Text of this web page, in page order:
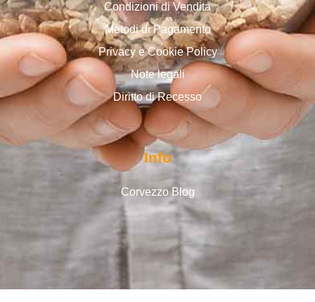
Condizioni di Vendita
Metodi di Pagamento
Privacy e Cookie Policy
Note legali
Diritto di Recesso
Info
Corvezzo Blog